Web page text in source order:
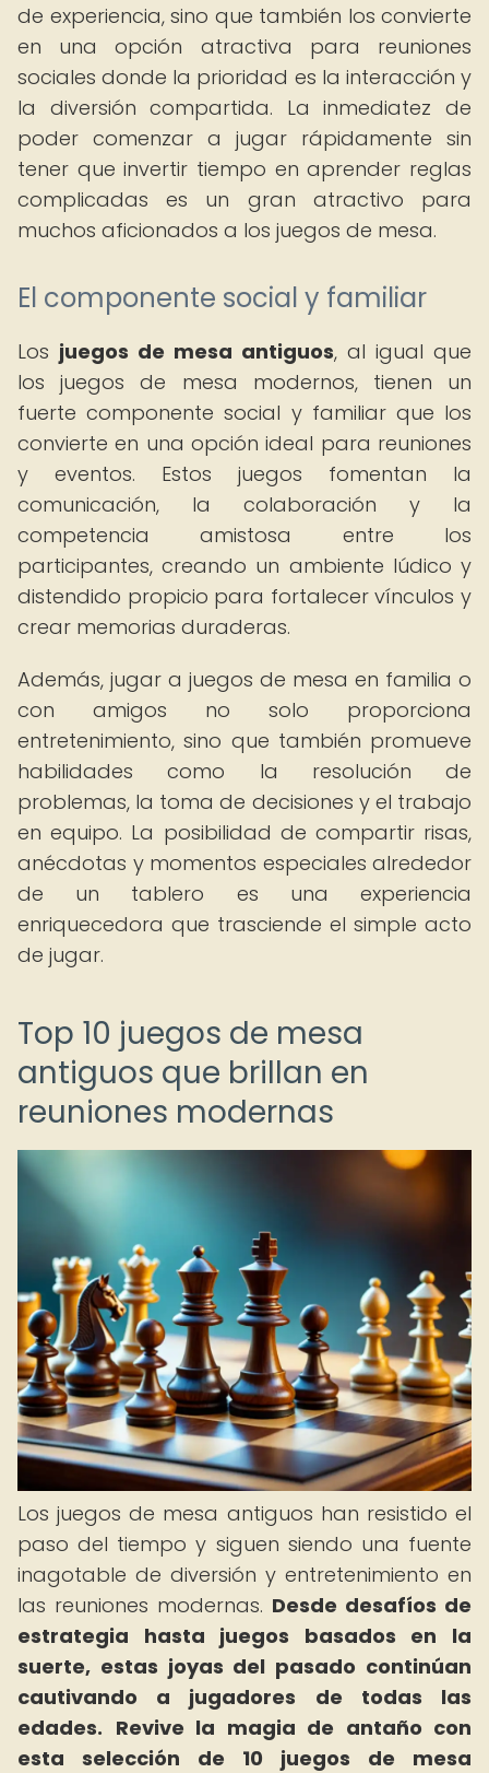
de experiencia, sino que también los convierte
en una opción atractiva para reuniones
sociales donde la prioridad es la interacción y
la diversión compartida. La inmediatez de
poder comenzar a jugar rápidamente sin
tener que invertir tiempo en aprender reglas
complicadas es un gran atractivo para
muchos aficionados a los juegos de mesa.
El componente social y familiar
Los juegos de mesa antiguos, al igual que
los juegos de mesa modernos, tienen un
fuerte componente social y familiar que los
convierte en una opción ideal para reuniones
y eventos. Estos juegos fomentan la
comunicación, la colaboración y la
competencia amistosa entre los
participantes, creando un ambiente lúdico y
distendido propicio para fortalecer vínculos y
crear memorias duraderas.
Además, jugar a juegos de mesa en familia o
con amigos no solo proporciona
entretenimiento, sino que también promueve
habilidades como la resolución de
problemas, la toma de decisiones y el trabajo
en equipo. La posibilidad de compartir risas,
anécdotas y momentos especiales alrededor
de un tablero es una experiencia
enriquecedora que trasciende el simple acto
de jugar.
Top 10 juegos de mesa
antiguos que brillan en
reuniones modernas
Los juegos de mesa antiguos han resistido el
paso del tiempo y siguen siendo una fuente
inagotable de diversión y entretenimiento en
las reuniones modernas. Desde desafíos de
estrategia hasta juegos basados en la
suerte, estas joyas del pasado continúan
cautivando a jugadores de todas las
edades. Revive la magia de antaño con
esta selección de 10 juegos de mesa